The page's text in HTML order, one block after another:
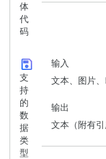
体
代
码
save
支
持
的
数
据
类
型
输入
文本、图片
输出
文本（附有